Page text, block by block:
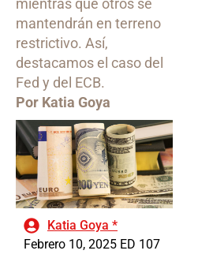
mientras que otros se
mantendrán en terreno
restrictivo. Así,
destacamos el caso del
Fed y del ECB.
Por Katia Goya
Katia Goya *
Febrero 10, 2025 ED 107